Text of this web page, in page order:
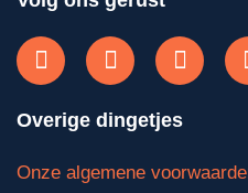
Overige dingetjes
Onze algemene